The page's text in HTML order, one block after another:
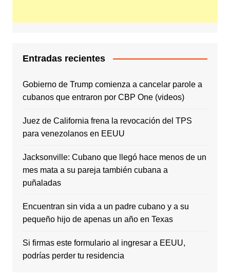
Entradas recientes
Gobierno de Trump comienza a cancelar parole a
cubanos que entraron por CBP One (videos)
Juez de California frena la revocación del TPS
para venezolanos en EEUU
Jacksonville: Cubano que llegó hace menos de un
mes mata a su pareja también cubana a
puñaladas
Encuentran sin vida a un padre cubano y a su
pequeño hijo de apenas un año en Texas
Si firmas este formulario al ingresar a EEUU,
podrías perder tu residencia